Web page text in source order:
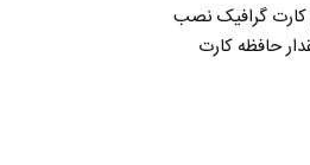
گرافیک نصب
حافظه کارت